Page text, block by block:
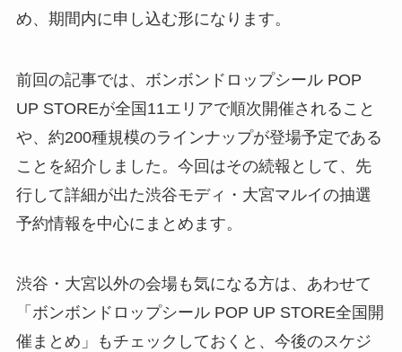
め、期間内に申し込む形になります。
前回の記事では、ボンボンドロップシール POP
UP STOREが全国11エリアで順次開催されること
や、約200種規模のラインナップが登場予定である
ことを紹介しました。今回はその続報として、先
行して詳細が出た渋谷モディ・大宮マルイの抽選
予約情報を中心にまとめます。
渋谷・大宮以外の会場も気になる方は、あわせて
「ボンボンドロップシール POP UP STORE全国開
催まとめ」もチェックしておくと、今後のスケジ